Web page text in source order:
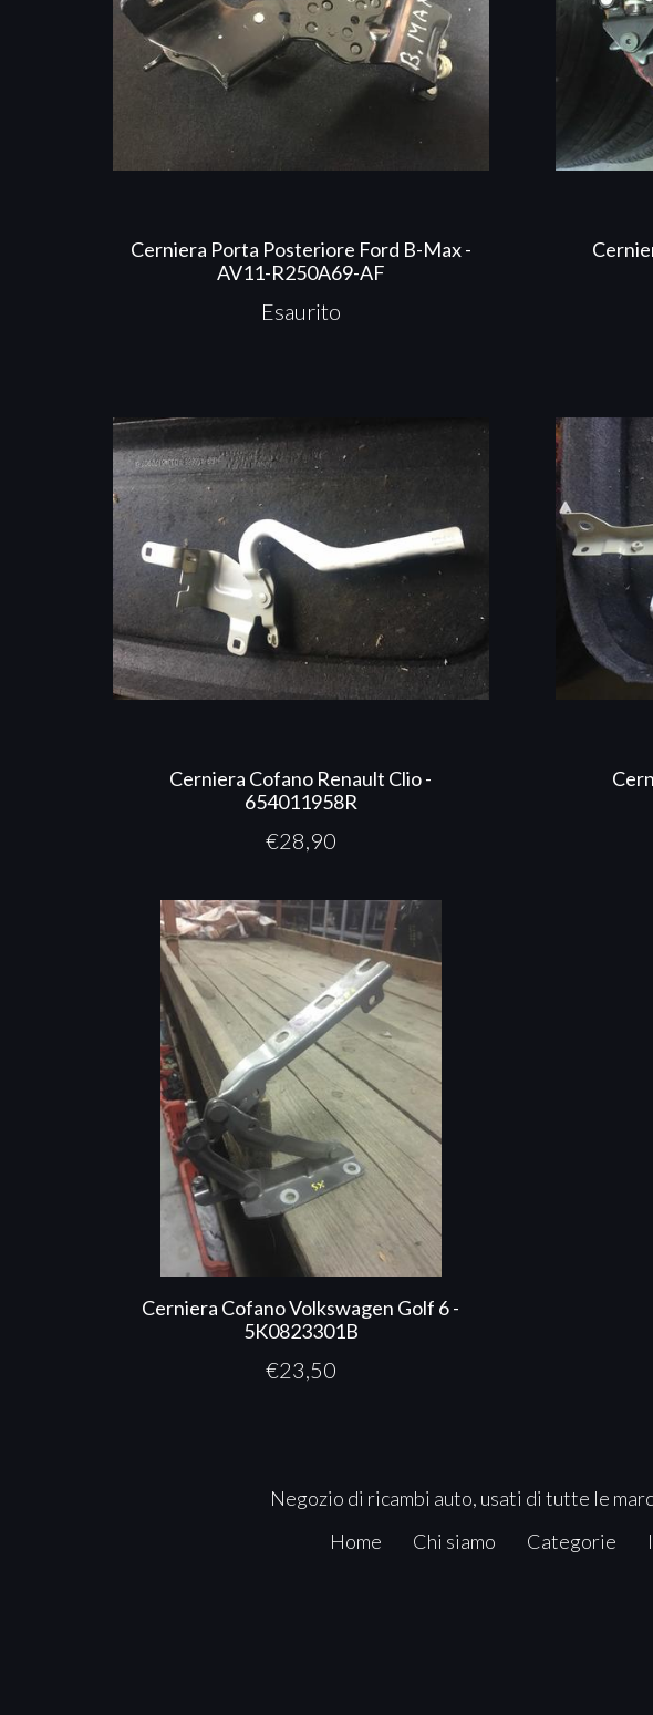
Cerniera Porta Posteriore Ford B-Max -
AV11-R250A69-AF
Esaurito
Cerniera Cofano Renault Clio -
654011958R
€28,90
Cerniera Cofano Volkswagen Golf 6 -
5K0823301B
€23,50
Negozio di ricambi auto, usati di tutte le
Home
Chi siamo Categorie